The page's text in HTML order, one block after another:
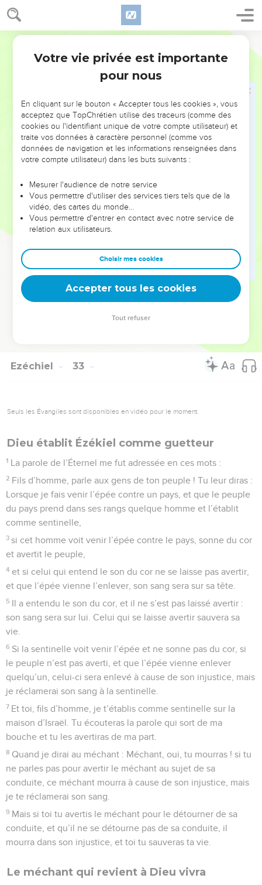
Ezéchiel 32
demeurent sur leurs ossements, Car la terreur des héros
(régnait) au pays des vivants !
Mais toi te voilà brisé, au milieu des incirconcis, Tu es
couché avec ceux qui ont été transpercés par l’épée !
vaillance, ont été placés Avec ceux qui ont été transpercés
qui descendent dans la fosse.
Voilà tous les princes du nord Et tous les Sidoniens, Qui
sont descendus avec les tués, Honteux, malgré la terreur
qu’inspirait leur vaillance ; Ces incirconcis sont couchés avec
Avec ceux qui descendent dans la fosse.
Le Pharaon les verra, Et il se consolera au sujet de toute sa
multitude, Ceux du Pharaon et de toute son armée qui ont
été transpercés par l’épée, – Oracle du Seigneur, l’Éternel.
Car je répandrai ma terreur dans le pays des vivants ; Et on
le couchera au milieu des incirconcis, Avec ceux qui ont été
transpercés par l’épée, Le Pharaon et toute sa multitude, –
Oracle du Seigneur, l’Éternel.
© Société biblique française – Bibli’O, 1978, avec autorisation. Pour vous procurer
Ezéchiel 33
Seuls les Évangiles sont disponibles en vidéo pour le moment.
Dieu établit Ézékiel comme guetteur
1 La parole de l’Éternel me fut adressée en ces mots :
2 Fils d’homme, parle aux gens de ton peuple ! Tu leur diras :
Lorsque je fais venir l’épée contre un pays, et que le peuple
du pays prend dans ses rangs quelque homme et l’établit
comme sentinelle,
3 si cet homme voit venir l’épée contre le pays, sonne du cor
et avertit le peuple,
4 et si celui qui entend le son du cor ne se laisse pas avertir,
et que l’épée vienne l’enlever, son sang sera sur sa tête.
5 Il a entendu le son du cor, et il ne s’est pas laissé avertir :
son sang sera sur lui. Celui qui se laisse avertir sauvera sa
vie.
6 Si la sentinelle voit venir l’épée et ne sonne pas du cor, si
le peuple n’est pas averti, et que l’épée vienne enlever
quelqu’un, celui-ci sera enlevé à cause de son injustice, mais
je réclamerai son sang à la sentinelle.
7 Et toi, fils d’homme, je t’établis comme sentinelle sur la
maison d’Israël. Tu écouteras la parole qui sort de ma
bouche et tu les avertiras de ma part.
8 Quand je dirai au méchant : Méchant, oui, tu mourras ! si tu
ne parles pas pour avertir le méchant au sujet de sa
conduite, ce méchant mourra à cause de son injustice, mais
je te réclamerai son sang.
9 Mais si toi tu avertis le méchant pour le détourner de sa
conduite, et qu’il ne se détourne pas de sa conduite, il
mourra dans son injustice, et toi tu sauveras ta vie.
Le méchant qui revient à Dieu vivra
Votre vie privée est importante
pour nous
En cliquant sur le bouton « Accepter tous les cookies », vous
acceptez que TopChrétien utilise des traceurs (comme des
cookies ou l'identifiant unique de votre compte utilisateur) et
traite vos données à caractère personnel (comme vos
données de navigation et les informations renseignées dans
votre compte utilisateur) dans les buts suivants :
Mesurer l'audience de notre service
Vous permettre d'utiliser des services tiers tels que de la
vidéo, des cartes du monde…
Vous permettre d'entrer en contact avec notre service de
relation aux utilisateurs.
Choisir mes cookies
Accepter tous les cookies
Tout refuser